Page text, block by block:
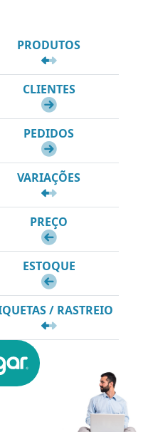
PRODUTOS
CLIENTES
PEDIDOS
VARIAÇÕES
PREÇO
ESTOQUE
/ RASTREIO